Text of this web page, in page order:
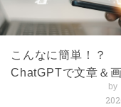
こんなに簡単！？
ChatGPTで文章＆
by